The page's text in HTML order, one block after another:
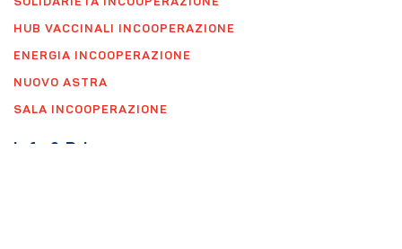
SOLIDARIETÀ INCOOPERAZIONE
HUB VACCINALI INCOOPERAZIONE
ENERGIA INCOOPERAZIONE
NUOVO ASTRA
SALA INCOOPERAZIONE